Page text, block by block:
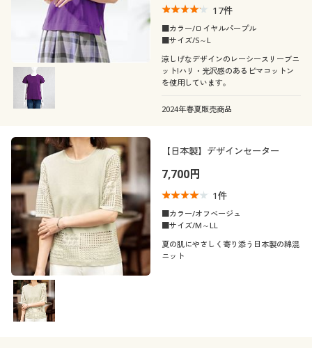
17件
■カラー/ロイヤルパープル
■サイズ/S～L
涼しげなデザインのレーシースリーブニ
ット!ハリ・光沢感のあるピマコットン
を使用しています。
2024年春夏販売商品
【日本製】デザインセーター
7,700円
1件
■カラー/オフベージュ
■サイズ/M～LL
夏の肌にやさしく寄り添う日本製の綿混
ニット